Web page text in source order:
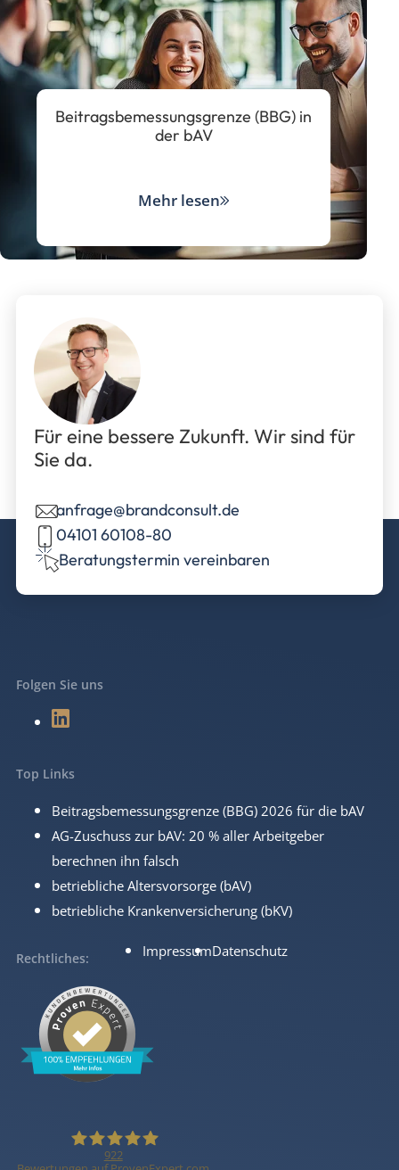
Beitragsbemessungsgrenze (BBG) in
der bAV
Mehr lesen
Für eine bessere Zukunft. Wir sind für
Sie da.
anfrage@brandconsult.de
04101 60108-80
Beratungstermin vereinbaren
Folgen Sie uns
Top Links
Beitragsbemessungsgrenze (BBG) 2026 für die bAV
AG-Zuschuss zur bAV: 20 % aller Arbeitgeber
berechnen ihn falsch
betriebliche Altersvorsorge (bAV)
betriebliche Krankenversicherung (bKV)
922
Rechtliches ImpressumDatenschutz